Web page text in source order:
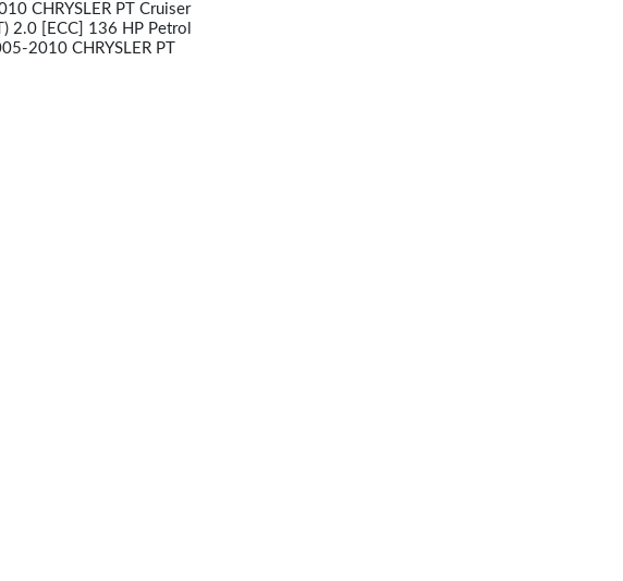
CHRYSLER PT Cruiser
2.0 [ECC] 136 HP Petrol
2010 CHRYSLER PT